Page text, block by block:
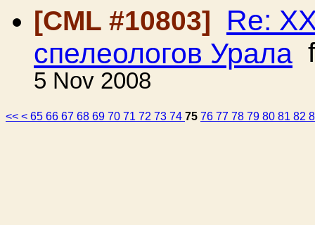
[CML #10803]
Re:
спелеологов Урала
5 Nov 2008
<< < 65 66 67 68 69 70 71 72 73 74 75 76 77 78 79 80 81 82